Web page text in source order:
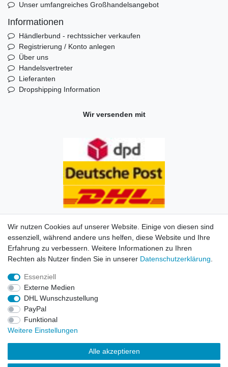
Unser umfangreiches Großhandelsangebot
Informationen
Händlerbund - rechtssicher verkaufen
Registrierung / Konto anlegen
Über uns
Handelsvertreter
Lieferanten
Dropshipping Information
Wir versenden mit
Impressum Daten­schutz­erklärung AGB Kontakt
© Copyright 2026 | Alle Rechte vorbehalten. HL-
Handelsgesellschaft mbH.
Alle Markennamen, Warenzeichen sowie sämtliche
Produktbilder und Beschreibungen sind Eigentum Ihrer
rechtmäßigen Eigentümer und dienen hier nur der
Wir nutzen Cookies auf unserer Website. Einige von diesen sind
essenziell, während andere uns helfen, diese Website und Ihre
Erfahrung zu verbessern. Weitere Informationen zu Ihren
Rechten als Nutzer finden Sie in unserer Daten­schutz­erklärung
Essenziell
Externe Medien
DHL Wunschzustellung
PayPal
Funktional
Weitere Einstellungen
Alle akzeptieren